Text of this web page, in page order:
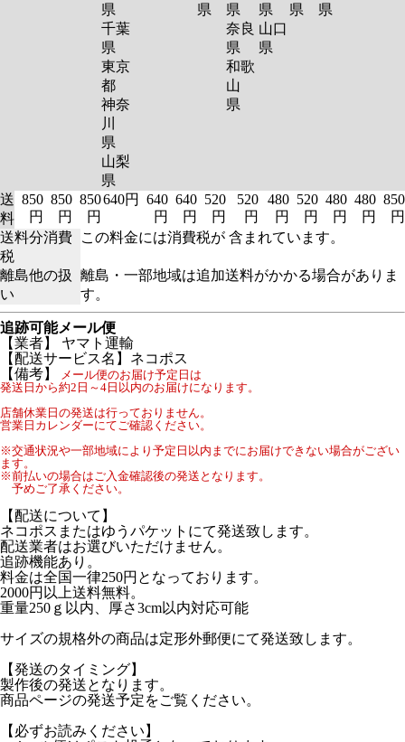
県
千葉
県
東京
都
神奈
川
県
山梨
県
県 県
奈良
県
和歌
山
県
県
山口
県
県 県
送
料
850
円
850
円
850
円
640円
640
円
640
円
520
円
520
円
480
円
520
円
480
円
480
円
850
円
送料分消費
税
この料金には消費税が 含まれています。
離島他の扱
い
離島・一部地域は追加送料がかかる場合がありま
す。
追跡可能メール便
【業者】 ヤマト運輸
【配送サービス名】ネコポス
【備考】
メール便のお届け予定日は
発送日から約2日～4日以内のお届けになります。
店舗休業日の発送は行っておりません。
営業日カレンダーにてご確認ください。
※交通状況や一部地域により予定日以内までにお届けできない場合がござい
ます。
※前払いの場合はご入金確認後の発送となります。
予めご了承ください。
【配送について】
ネコポスまたはゆうパケットにて発送致します。
配送業者はお選びいただけません。
追跡機能あり。
料金は全国一律250円となっております。
2000円以上送料無料。
重量250ｇ以内、厚さ3cm以内対応可能
サイズの規格外の商品は定形外郵便にて発送致します。
【発送のタイミング】
製作後の発送となります。
商品ページの発送予定をご覧ください。
【必ずお読みください】